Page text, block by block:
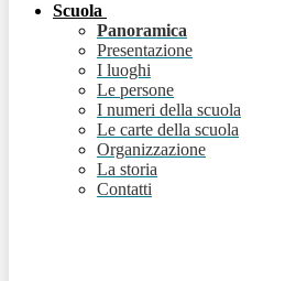
Scuola
Panoramica
Presentazione
I luoghi
Le persone
I numeri della scuola
Le carte della scuola
Organizzazione
La storia
Contatti